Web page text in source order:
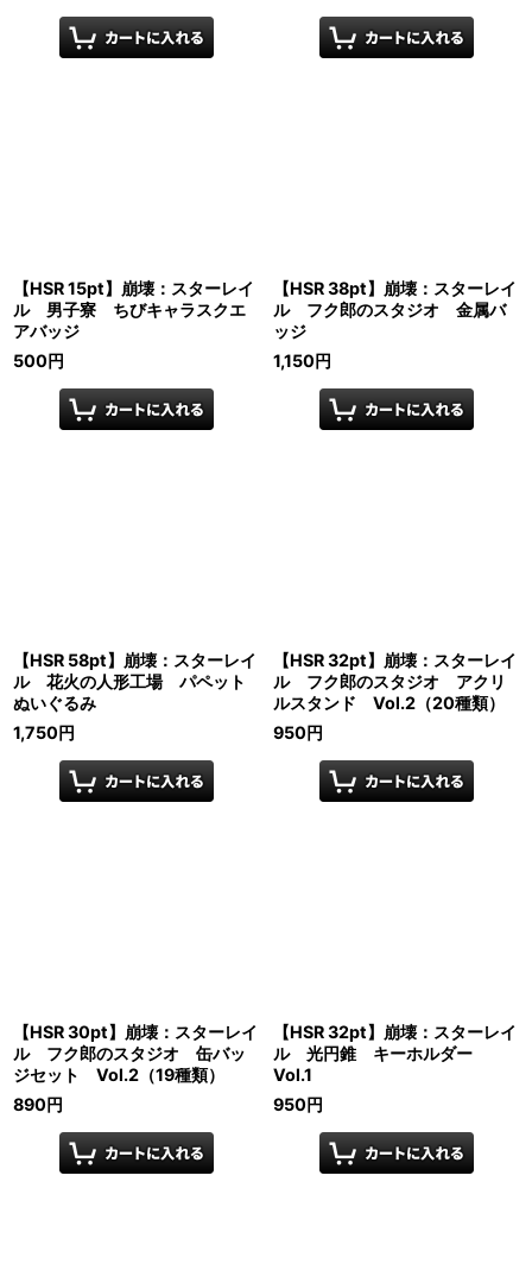
【HSR 15pt】崩壊：スターレイ
ル 男子寮 ちびキャラスクエ
アバッジ
500円
【HSR 38pt】崩壊：スターレイ
ル フク郎のスタジオ 金属バ
ッジ
1,150円
【HSR 58pt】崩壊：スターレイ
ル 花火の人形工場 パペット
ぬいぐるみ
1,750円
【HSR 32pt】崩壊：スターレイ
ル フク郎のスタジオ アクリ
ルスタンド Vol.2（20種類）
950円
【HSR 30pt】崩壊：スターレイ
ル フク郎のスタジオ 缶バッ
ジセット Vol.2（19種類）
890円
【HSR 32pt】崩壊：スターレイ
ル 光円錐 キーホルダー
Vol.1
950円